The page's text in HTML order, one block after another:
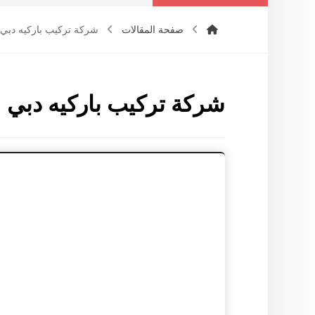
صفحة المقالات شركة تركيب باركيه دبي
شركة تركيب باركيه دبي